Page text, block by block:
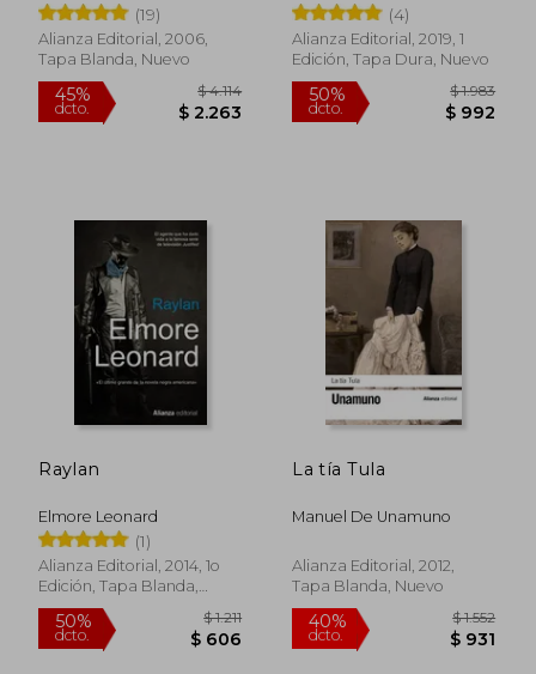
45%
dcto. dcto.
(19)
Alianza Editorial, 2006,
Tapa Blanda, Nuevo
(4)
Alianza Editorial, 2019, 1
Edición, Tapa Dura, Nuevo
Raylan
Elmore Leonard
(1)
Alianza Editorial, 2014, 1o
Edición, Tapa Blanda,
Nuevo
La tía Tula
Manuel De Unamuno
Alianza Editorial, 2012,
Tapa Blanda, Nuevo